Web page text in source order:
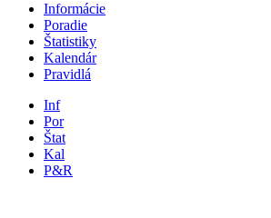
Informácie
Poradie
Štatistiky
Kalendár
Pravidlá
Inf
Por
Štat
Kal
P&R